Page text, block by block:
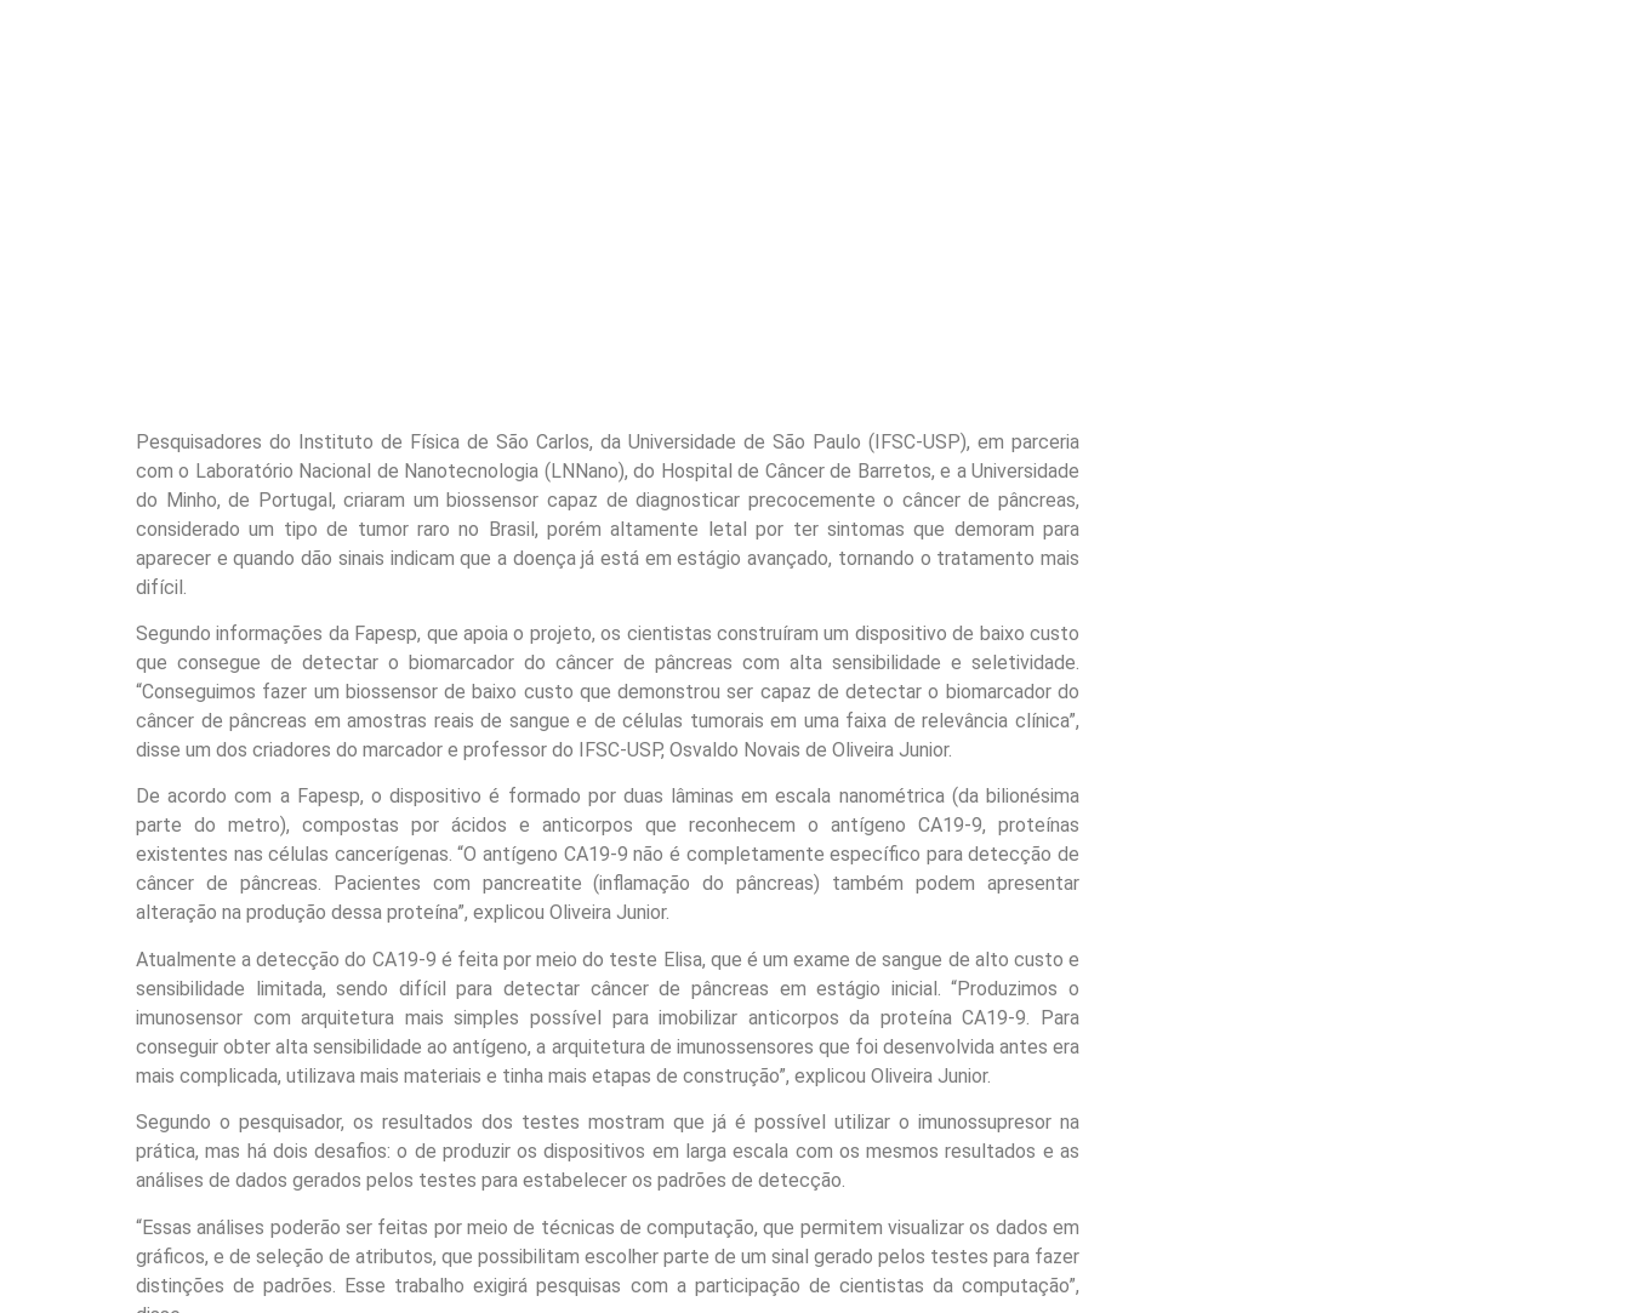
Pesquisadores do Instituto de Física de São Carlos, da Universidade de São Paulo (IFSC-USP), em parceria
com o Laboratório Nacional de Nanotecnologia (LNNano), do Hospital de Câncer de Barretos, e a Universidade
do Minho, de Portugal, criaram um biossensor capaz de diagnosticar precocemente o câncer de pâncreas,
considerado um tipo de tumor raro no Brasil, porém altamente letal por ter sintomas que demoram para
aparecer e quando dão sinais indicam que a doença já está em estágio avançado, tornando o tratamento mais
difícil.
Segundo informações da Fapesp, que apoia o projeto, os cientistas construíram um dispositivo de baixo custo
que consegue de detectar o biomarcador do câncer de pâncreas com alta sensibilidade e seletividade.
“Conseguimos fazer um biossensor de baixo custo que demonstrou ser capaz de detectar o biomarcador do
câncer de pâncreas em amostras reais de sangue e de células tumorais em uma faixa de relevância clínica”,
disse um dos criadores do marcador e professor do IFSC-USP, Osvaldo Novais de Oliveira Junior.
De acordo com a Fapesp, o dispositivo é formado por duas lâminas em escala nanométrica (da bilionésima
parte do metro), compostas por ácidos e anticorpos que reconhecem o antígeno CA19-9, proteínas
existentes nas células cancerígenas. “O antígeno CA19-9 não é completamente específico para detecção de
câncer de pâncreas. Pacientes com pancreatite (inflamação do pâncreas) também podem apresentar
alteração na produção dessa proteína”, explicou Oliveira Junior.
Atualmente a detecção do CA19-9 é feita por meio do teste Elisa, que é um exame de sangue de alto custo e
sensibilidade limitada, sendo difícil para detectar câncer de pâncreas em estágio inicial. “Produzimos o
imunosensor com arquitetura mais simples possível para imobilizar anticorpos da proteína CA19-9. Para
conseguir obter alta sensibilidade ao antígeno, a arquitetura de imunossensores que foi desenvolvida antes era
mais complicada, utilizava mais materiais e tinha mais etapas de construção”, explicou Oliveira Junior.
Segundo o pesquisador, os resultados dos testes mostram que já é possível utilizar o imunossupresor na
prática, mas há dois desafios: o de produzir os dispositivos em larga escala com os mesmos resultados e as
análises de dados gerados pelos testes para estabelecer os padrões de detecção.
“Essas análises poderão ser feitas por meio de técnicas de computação, que permitem visualizar os dados em
gráficos, e de seleção de atributos, que possibilitam escolher parte de um sinal gerado pelos testes para fazer
distinções de padrões. Esse trabalho exigirá pesquisas com a participação de cientistas da computação”,